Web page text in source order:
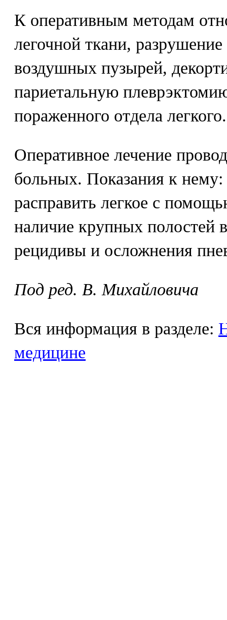
К оперативным методам
легочной ткани,
воздушных пузырей,
париетальную
пораженного отдела легкого.
Оперативное лечение
больных. Показания к
расправить легкое с
наличие крупных полостей
рецидивы и осложнения
Под ред. В. Михайловича
Вся информация в разделе:
медицине